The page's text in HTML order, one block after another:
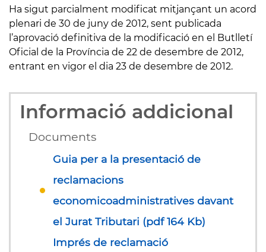
Ha sigut parcialment modificat mitjançant un acord
plenari de 30 de juny de 2012, sent publicada
l’aprovació definitiva de la modificació en el Butlletí
Oficial de la Província de 22 de desembre de 2012,
entrant en vigor el dia 23 de desembre de 2012.
Informació addicional
Documents
Guia per a la presentació de
reclamacions
economicoadministratives davant
el Jurat Tributari (pdf 164 Kb)
Imprés de reclamació